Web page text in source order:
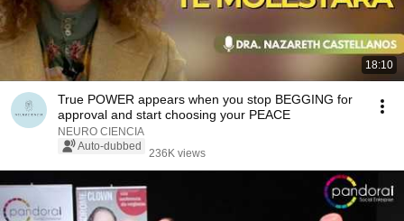
18:10
True POWER appears when you stop BEGGING for
approval and start choosing your PEACE
NEURO CIENCIA
Auto-dubbed
236K views